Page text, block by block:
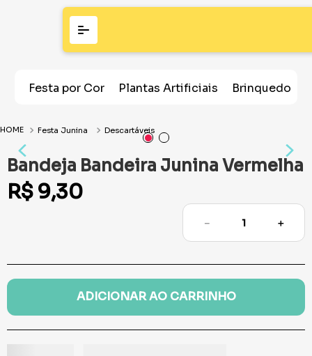
Festa por Cor Plantas Artificiais Brinquedos
Festa Junina Descartáveis
Bandeja Bandeira Junina Vermelha
R$ 9,30
＋
－
ADICIONAR AO CARRINHO